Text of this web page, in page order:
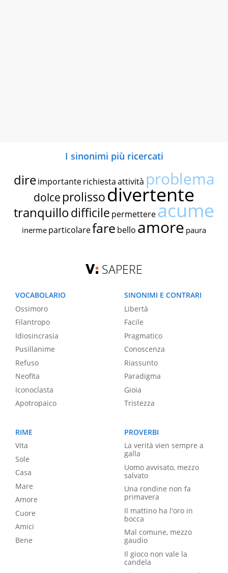
I sinonimi più ricercati
dire importante richiestaattività problema
dolce prolissodivertente
tranquillodifficile permettereacume
inerme particolarefare bello amore paura
SAPERE
VOCABOLARIO
Ossimoro
Filantropo
Idiosincrasia
Pusillanime
Refuso
Neofita
Iconoclasta
Apotropaico
SINONIMI E CONTRARI
Libertà
Facile
Pragmatico
Conoscenza
Riassunto
Paradigma
Gioia
Tristezza
RIME
Vita
Sole
Casa
Mare
Amore
Cuore
Amici
Bene
PROVERBI
La verità vien sempre a
galla
Uomo avvisato, mezzo
salvato
Una rondine non fa
primavera
Il mattino ha l'oro in
bocca
Mal comune, mezzo
gaudio
Il gioco non vale la
candela